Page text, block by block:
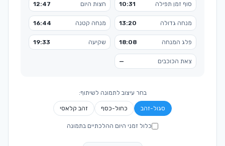
סוף זמן תפילה 10:31 חצות היום 12:47
מנחה גדולה 13:20 מנחה קטנה 16:44
פלג המנחה 18:08 שקיעה 19:33
צאת הכוכבים —
בחר עיצוב לתמונה לשיתוף:
סגול-זהב כחול-כסף זהב קלאסי
כלול זמני היום ההלכתיים בתמונה